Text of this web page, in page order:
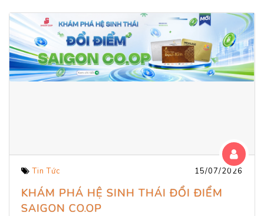
Tin Tức 15/07/2026
KHÁM PHÁ HỆ SINH THÁI ĐỔI ĐIỂM
SAIGON CO.OP